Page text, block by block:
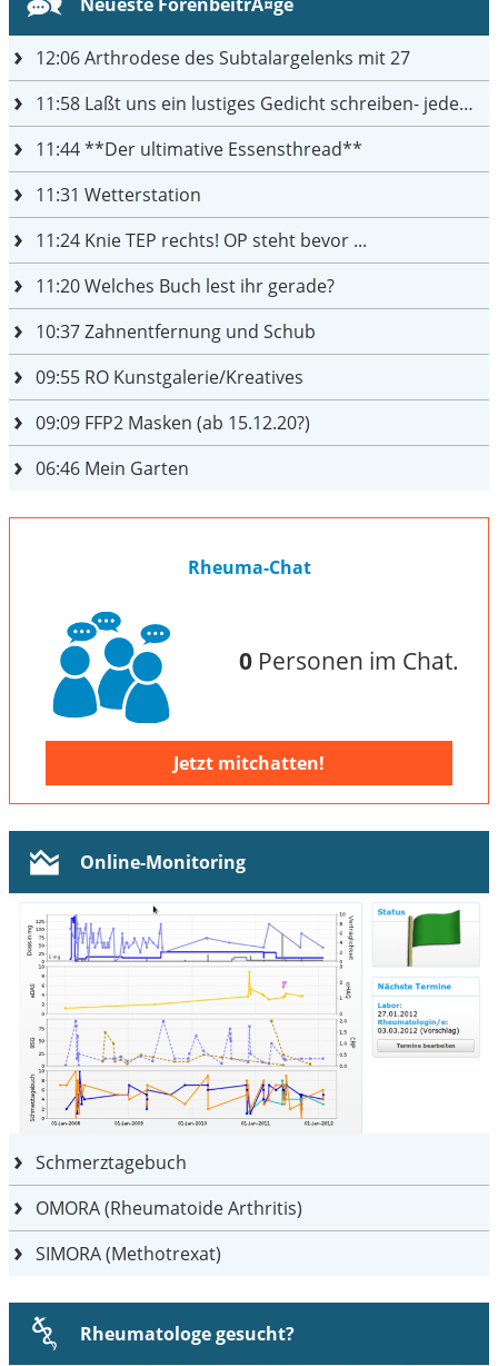
12:06Arthrodese des Subtalargelenks mit 27
11:58 Laßt uns ein lustiges Gedicht schreiben- jeder einen Satz
11:44**Der ultimative Essensthread**
11:31 Wetterstation
11:24 Knie TEP rechts! OP steht bevor ...
11:20Welches Buch lest ihr gerade?
10:37Zahnentfernung und Schub
09:55 RO Kunstgalerie/Kreatives
09:09 FFP2 Masken (ab 15.12.20?)
06:46 Mein Garten
Rheuma-Chat
0Personen im Chat.
Jetzt mitchatten!
Online-Monitoring
Schmerztagebuch
OMORA (Rheumatoide Arthritis)
SIMORA (Methotrexat)
Rheumatologe gesucht?